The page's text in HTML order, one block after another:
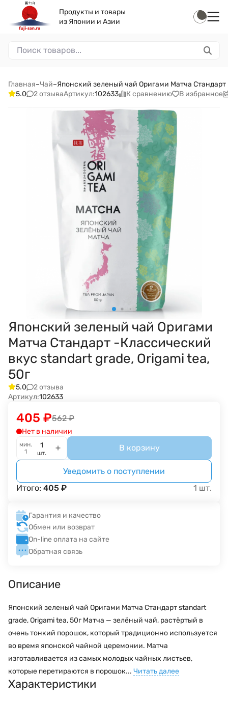
Продукты и товары
из Японии и Азии
Главная–Чай–Японский зеленый чай Оригами Матча
5.0
2 отзываАртикул:102633 К сравнению В избранное
Японский зеленый чай Оригами
Матча Стандарт -Классический
вкус standart grade, Origami tea,
50г
5.0
2 отзыва
Артикул:102633
562 ₽
405 ₽
Нет в наличии
мин.
1
шт.
В корзину
Уведомить о поступлении
Итого: 405 ₽ 1 шт.
Гарантия и качество
Обмен или возврат
On-line оплата на сайте
Обратная связь
Описание
Японский зеленый чай Оригами Матча Стандарт standart
grade, Origami tea, 50г Матча — зелёный чай, растёртый в
очень тонкий порошок, который традиционно ис­пользуется
во время японской чайной цере­монии. Матча
изготавливается из самых молодых чайных листьев,
которые перетираются в порошок... Читать далее
Характеристики